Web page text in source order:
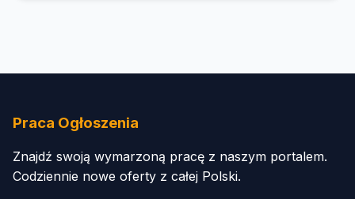
Praca Ogłoszenia
Znajdź swoją wymarzoną pracę z naszym portalem.
Codziennie nowe oferty z całej Polski.